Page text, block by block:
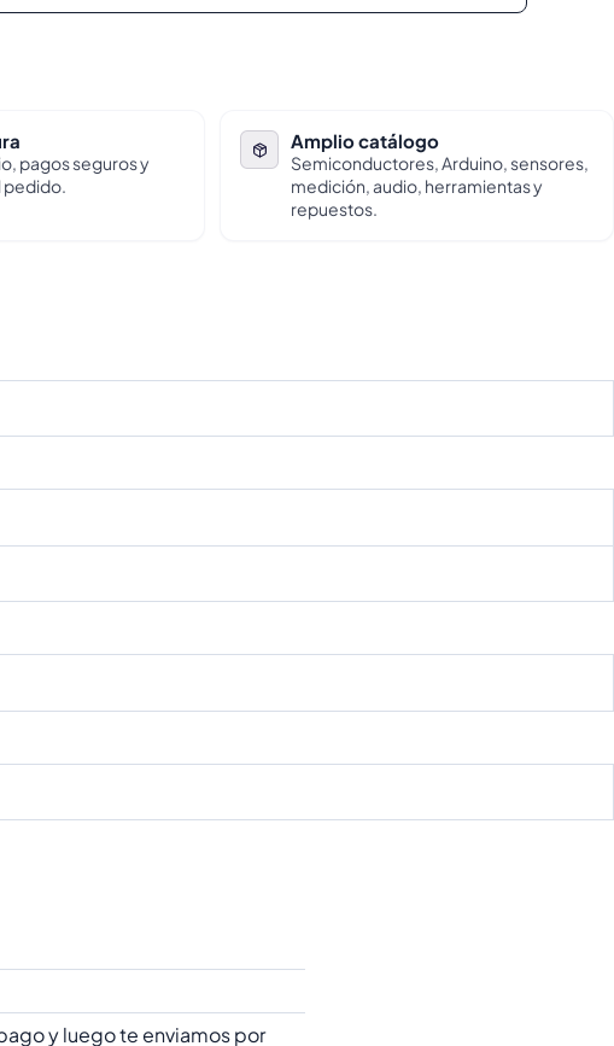
pagos seguros y
pedido.
Amplio catálogo
Semiconductores, Arduino, sensores,
medición, audio, herramientas y
repuestos.
y luego te enviamos por